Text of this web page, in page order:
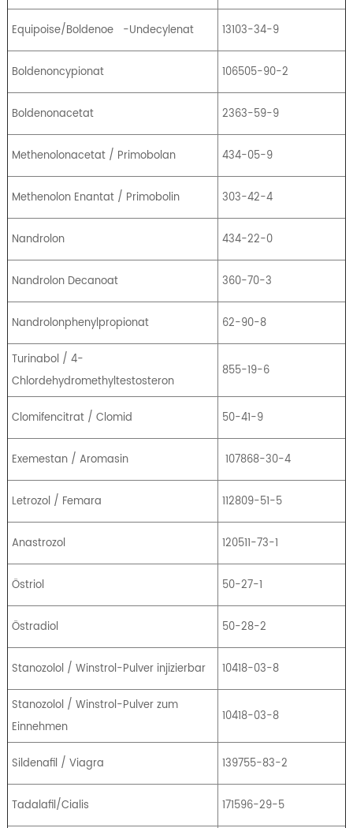
Equipoise/Boldenoe -Undecylenat 13103-34-9
Boldenoncypionat 106505-90-2
Boldenonacetat 2363-59-9
Methenolonacetat / Primobolan 434-05-9
Methenolon Enantat / Primobolin 303-42-4
Nandrolon 434-22-0
Nandrolon Decanoat 360-70-3
Nandrolonphenylpropionat 62-90-8
Turinabol / 4-
Chlordehydromethyltestosteron
855-19-6
Clomifencitrat / Clomid 50-41-9
Exemestan / Aromasin 107868-30-4
Letrozol / Femara 112809-51-5
Anastrozol 120511-73-1
Östriol 50-27-1
Östradiol 50-28-2
Stanozolol / Winstrol-Pulver injizierbar 10418-03-8
Stanozolol / Winstrol-Pulver zum
Einnehmen
10418-03-8
Sildenafil / Viagra 139755-83-2
Tadalafil/Cialis 171596-29-5